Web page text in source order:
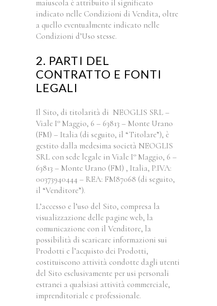
maiuscola è attribuito il significato
indicato nelle Condizioni di Vendita, oltre
a quello eventualmente indicato nelle
Condizioni d’Uso stesse.
2. PARTI DEL
CONTRATTO E FONTI
LEGALI
Il Sito, di titolarità di NEOGLIS SRL –
Viale I° Maggio, 6 – 63813 – Monte Urano
(FM) – Italia (di seguito, il “Titolare”), è
gestito dalla medesima società NEOGLIS
SRL con sede legale in Viale I° Maggio, 6 –
63813 – Monte Urano (FM) , Italia, P.IVA:
00373940444 – REA: FM87068 (di seguito,
il “Venditore”).
L’accesso e l’uso del Sito, compresa la
visualizzazione delle pagine web, la
comunicazione con il Venditore, la
possibilità di scaricare informazioni sui
Prodotti e l’acquisto dei Prodotti,
costituiscono attività condotte dagli utenti
del Sito esclusivamente per usi personali
estranei a qualsiasi attività commerciale,
imprenditoriale e professionale.